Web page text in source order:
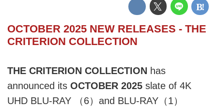
OCTOBER 2025 NEW RELEASES - THE
CRITERION COLLECTION
THE CRITERION COLLECTION has
announced its OCTOBER 2025 slate of 4K
UHD BLU-RAY （6）and BLU-RAY（1）